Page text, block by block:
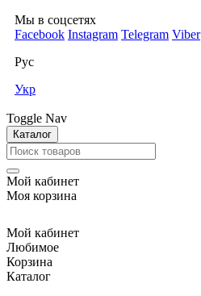
Мы в соцсетях
Facebook Instagram Telegram Viber
Рус
Укр
Toggle Nav
Каталог
Мой кабинет
Моя корзина
Мой кабинет
Любимое
Корзина
Каталог